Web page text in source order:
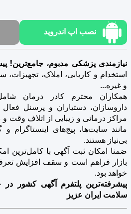
نصب اپ اندروید
نیازمندی پزشکی مدبوم، جامع‌ترین!
استخدام و کاریابی، املاک،
و غیره...
همکاران محترم کادر درمان
داروسازان، دستیاران و پرسنل فعال
مراکز درمانی و زیبایی از اتلاف وقت و
مانند سایت‌ها، پیج‌های اینستاگرام
بی‌نیاز هستند.
ضمنا امکان ثبت آگهی با کامل‌ترین
خواهد بود.
پیشرفته‌ترین پلتفرم آگهی کشور در
سلامت ایران عزیز